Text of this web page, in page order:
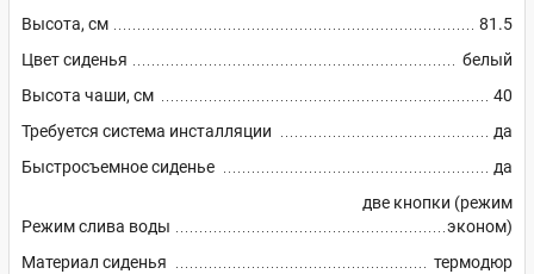
Высота, см
81.5
Цвет сиденья
белый
Высота чаши, см
40
Требуется система инсталляции
да
Быстросъемное сиденье
да
Режим слива воды
две кнопки (режим
эконом)
Материал сиденья
термодюр